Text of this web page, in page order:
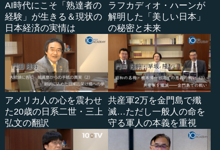
AI時代にこそ「熟達者の
経験」が生きる＆現状の
日本経済の実情は
ラフカディオ・ハーンが
解明した「美しい日本」
の秘密と未来
アメリカ人の心を震わせ
た20歳の日系二世・三上
弘文の翻訳
共産軍2万を金門島で殲
滅…ただし一般人の命を
守る軍人の本義を重視